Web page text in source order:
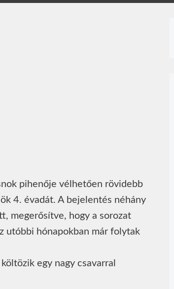
pihenője vélhetően rövidebb
4. évadát. A bejelentés néhány
megerősítve, hogy a sorozat
utóbbi hónapokban már folytak
egy nagy csavarral